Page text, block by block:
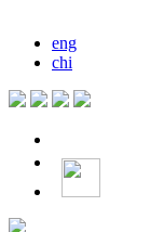
eng
chi